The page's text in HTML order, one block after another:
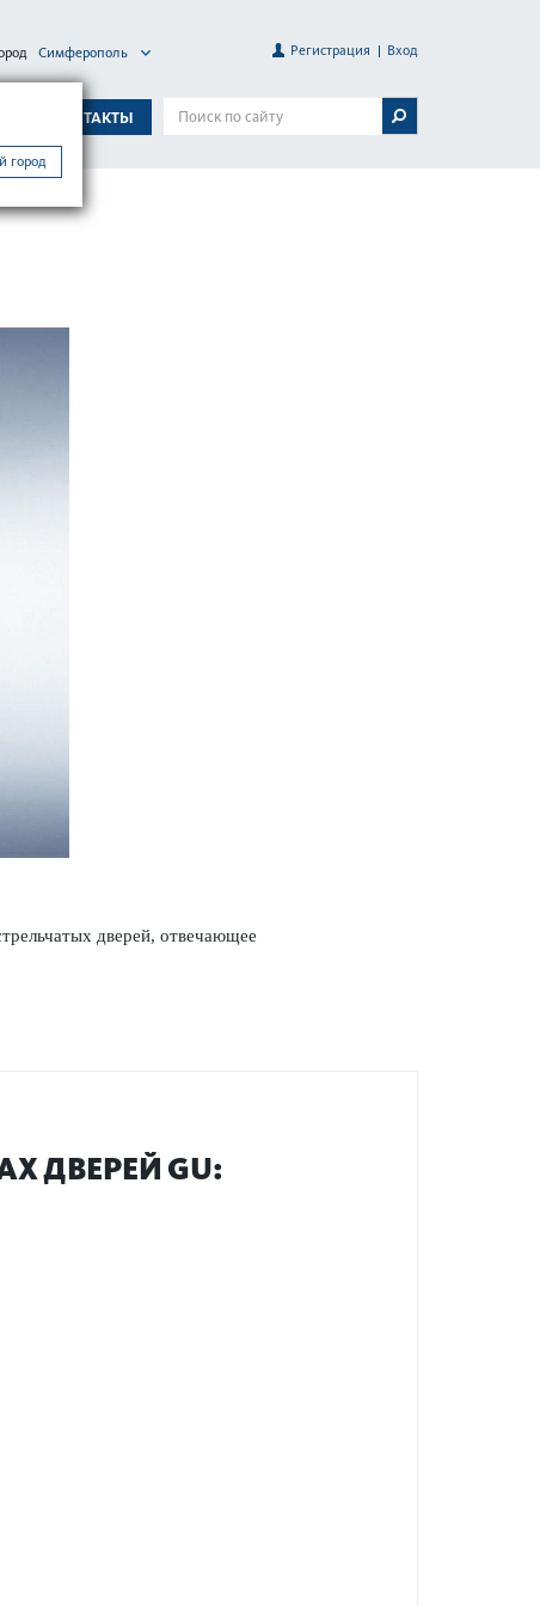
КОНТАКТЫ
город
Симферополь Регистрация Вход
дверей, отве­чающее
ДВЕРЕЙ GU: